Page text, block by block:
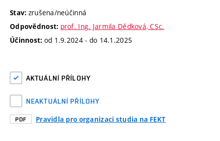
Stav: zrušena/neúčinná
Odpovědnost: prof. Ing. Jarmila Dědková, CSc.
Účinnost: od 1.9.2024 - do 14.1.2025
AKTUÁLNÍ PŘÍLOHY
NEAKTUÁLNÍ PŘÍLOHY
PDF Pravidla pro organizaci studia na FEKT